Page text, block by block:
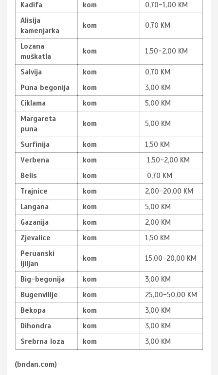
Kadifa kom
0,70-1,00 KM
Alisija
kamenjarka
kom 0,70 KM
Lozana
muškatla
kom 1,50-2,00 KM
Salvija kom
0,70 KM
Puna begonija
kom
3,00 KM
Ciklama
kom
5,00 KM
Margareta
puna
kom 5,00 KM
Surfinija kom
1,50 KM
Verbena
kom
1,50-2,00 KM
Belis
kom
0,70 KM
Trajnice
kom
2,00-20,00 KM
Langana
kom
5,00 KM
Gazanija
kom
2,00 KM
Zjevalice
kom
1,50 KM
Peruanski
ljiljan
kom 15,00-20,00 KM
Big-begonija kom
3,00 KM
Bugenvilije
kom
25,00-50,00 KM
Bekopa
kom
3,00 KM
Dihondra
kom
3,00 KM
Srebrna loza
kom 3,00 KM
(bndan.com)